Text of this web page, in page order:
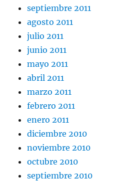
septiembre 2011
agosto 2011
julio 2011
junio 2011
mayo 2011
abril 2011
marzo 2011
febrero 2011
enero 2011
diciembre 2010
noviembre 2010
octubre 2010
septiembre 2010